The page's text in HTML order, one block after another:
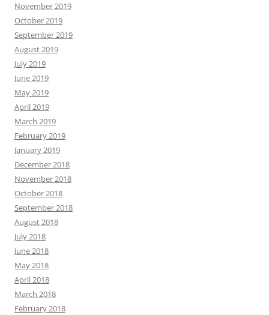
November 2019
October 2019
September 2019
August 2019
July 2019
June 2019
May 2019
April 2019
March 2019
February 2019
January 2019
December 2018
November 2018
October 2018
September 2018
August 2018
July 2018
June 2018
May 2018
April 2018
March 2018
February 2018